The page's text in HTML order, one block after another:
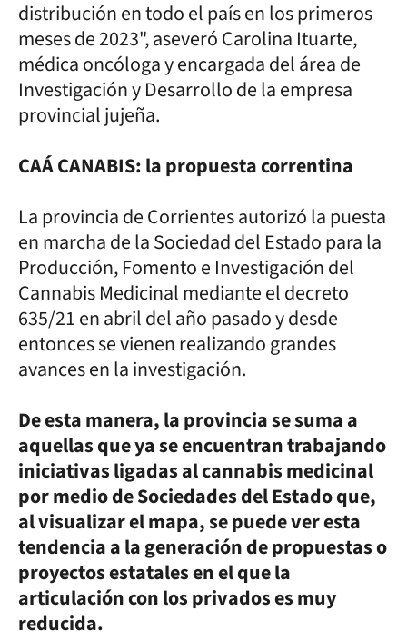
distribución en todo el país en los primeros
meses de 2023", aseveró Carolina Ituarte,
médica oncóloga y encargada del área de
Investigación y Desarrollo de la empresa
provincial jujeña.
CAÁ CANABIS: la propuesta correntina
La provincia de Corrientes autorizó la puesta
en marcha de la Sociedad del Estado para la
Producción, Fomento e Investigación del
Cannabis Medicinal mediante el decreto
635/21 en abril del año pasado y desde
entonces se vienen realizando grandes
avances en la investigación.
De esta manera, la provincia se suma a
aquellas que ya se encuentran trabajando
iniciativas ligadas al cannabis medicinal
por medio de Sociedades del Estado que,
al visualizar el mapa, se puede ver esta
tendencia a la generación de propuestas o
proyectos estatales en el que la
articulación con los privados es muy
reducida.